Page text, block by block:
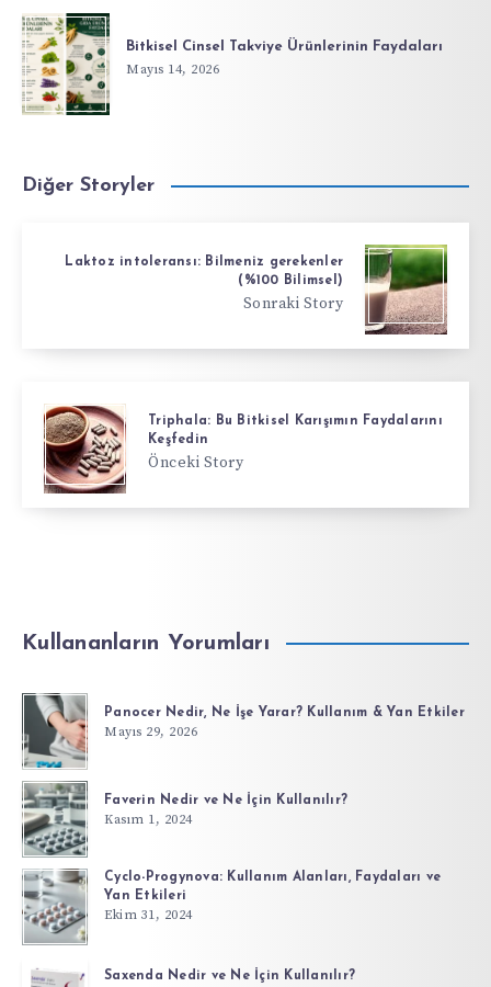
Bitkisel Cinsel Takviye Ürünlerinin Faydaları
Mayıs 14, 2026
Diğer Storyler
Laktoz intoleransı: Bilmeniz gerekenler
(%100 Bilimsel)
Sonraki Story
Triphala: Bu Bitkisel Karışımın Faydalarını
Keşfedin
Önceki Story
Kullananların Yorumları
Panocer Nedir, Ne İşe Yarar? Kullanım & Yan Etkiler
Mayıs 29, 2026
Faverin Nedir ve Ne İçin Kullanılır?
Kasım 1, 2024
Cyclo-Progynova: Kullanım Alanları, Faydaları ve
Yan Etkileri
Ekim 31, 2024
Saxenda Nedir ve Ne İçin Kullanılır?